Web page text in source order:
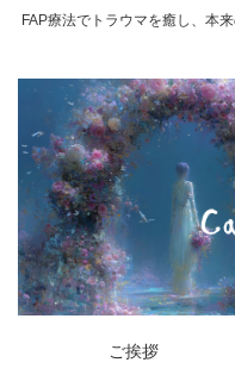
FAP療法でトラウマを癒し、本
ご挨拶